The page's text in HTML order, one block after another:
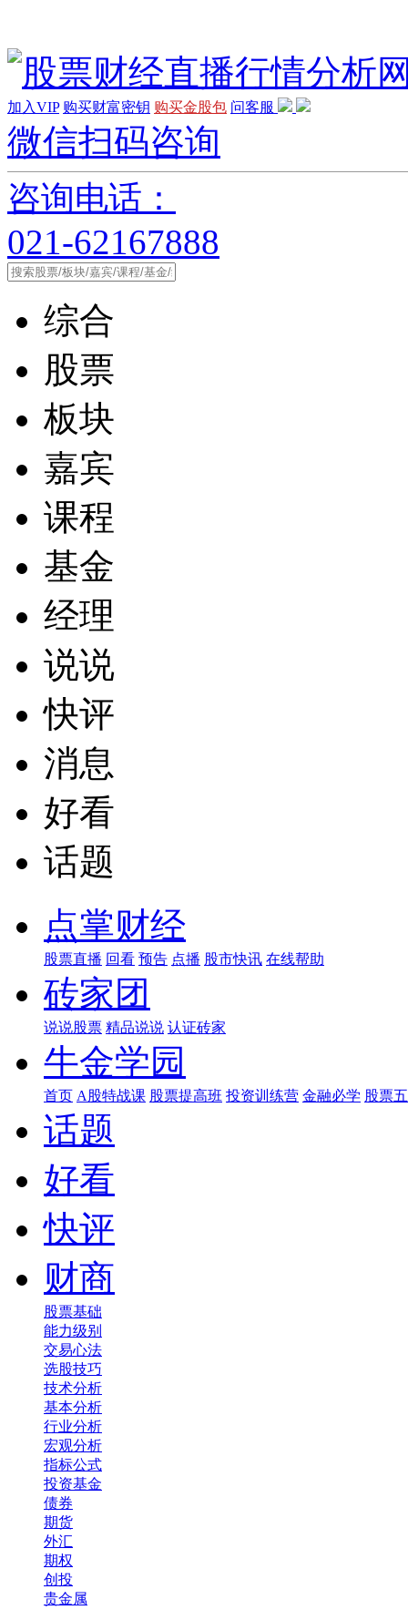
加入VIP 购买财富密钥 购买金股包 问客服
微信扫码咨询
咨询电话：
021-62167888
综合
股票
板块
嘉宾
课程
基金
经理
说说
快评
消息
好看
话题
点掌财经
股票直播 回看 预告 点播 股市快讯 在线帮助
砖家团
说说股票 精品说说 认证砖家
牛金学园
首页 A股特战课 股票提高班 投资训练营 金融必学 股票
话题
好看
快评
财商
股票基础
能力级别
交易心法
选股技巧
技术分析
基本分析
行业分析
宏观分析
指标公式
投资基金
债券
期货
外汇
期权
创投
贵金属